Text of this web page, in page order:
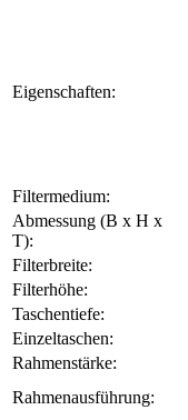
Eigenschaften:
Filtermedium:
Abmessung (B x H x
T):
Filterbreite:
Filterhöhe:
Taschentiefe:
Einzeltaschen:
Rahmenstärke:
Rahmenausführung: